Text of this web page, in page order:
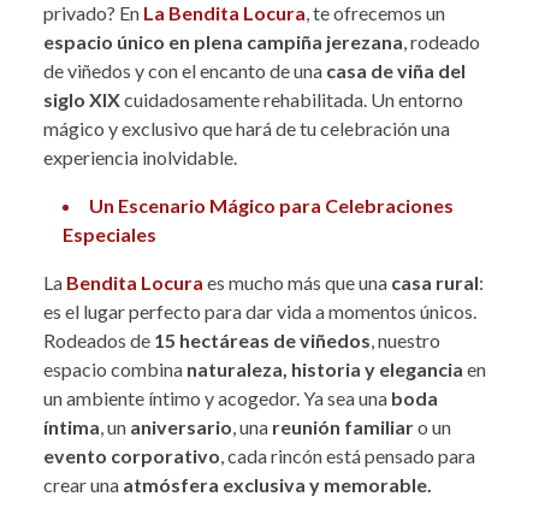
privado? En La Bendita Locura, te ofrecemos un
espacio único en plena campiña jerezana, rodeado
de viñedos y con el encanto de una casa de viña del
siglo XIXcuidadosamente rehabilitada. Un entorno
mágico y exclusivo que hará de tu celebración una
experiencia inolvidable.
Un Escenario Mágico para Celebraciones
Especiales
La Bendita Locura es mucho más que una casa rural:
es el lugar perfecto para dar vida a momentos únicos.
Rodeados de 15 hectáreas de viñedos, nuestro
espacio combina naturaleza, historia y elegancia en
un ambiente íntimo y acogedor. Ya sea una boda
íntima, un aniversario, una reunión familiaro un
evento corporativo, cada rincón está pensado para
crear una atmósfera exclusiva y memorable.